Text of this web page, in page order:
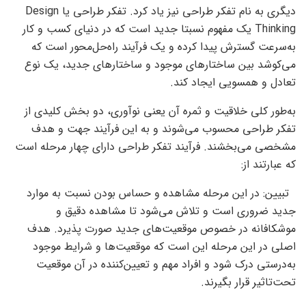
دیگری به نام تفکر طراحی نیز یاد کرد. تفکر طراحی یا Design
Thinking یک مفهوم نسبتا جدید است که در دنیای کسب و کار
به‌‌‌سرعت گسترش پیدا کرده و یک فرآیند راه‌‌‌حل‌محور است که
می‌‌‌کوشد بین ساختارهای موجود و ساختارهای جدید، یک نوع
تعادل و همسویی ایجاد کند.
به‌‌‌طور کلی خلاقیت و ثمره آن یعنی نوآوری، دو بخش کلیدی از
تفکر طراحی محسوب می‌‌‌شوند و به این فرآیند جهت و هدف
مشخصی می‌‌‌بخشند. فرآیند تفکر طراحی دارای چهار مرحله است
که عبارتند از:
تبیین: در این مرحله مشاهده و حساس ‌‌‌بودن نسبت به موارد
جدید ضروری است و تلاش می‌شود تا مشاهده دقیق و
موشکافانه در خصوص موقعیت‌‌‌های جدید صورت پذیرد. هدف
اصلی در این مرحله این است که موقعیت‌‌‌ها و شرایط موجود
به‌‌‌درستی درک شود و افراد مهم و تعیین‌‌‌کننده در آن موقعیت
تحت‌‌‌تاثیر قرار بگیرند.